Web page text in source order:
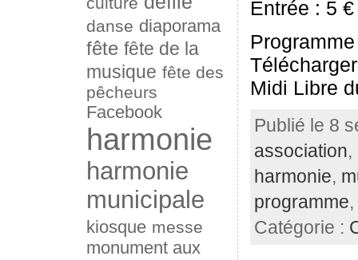
danse diaporama
fête fête de la
musique fête des
pêcheurs
Facebook
harmonie
harmonie
municipale
kiosque messe
monument aux
Entrée : 5 €
Programme
Midi Libre
Publié le 8
association,
harmonie,
programme,
Catégorie :